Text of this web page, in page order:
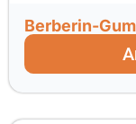
Berberin-